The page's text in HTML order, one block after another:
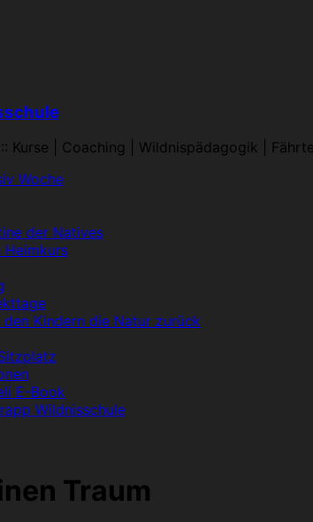
Kurse | Coaching | Wildnispädagogik |
Woche
der Natives
Heimkurs
Kindern die Natur zurück
E-Book
Wildnisschule
Traum